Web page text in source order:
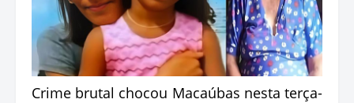
Crime brutal chocou Macaúbas nesta terça-